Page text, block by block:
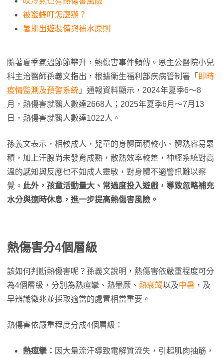
被蜜蜂叮怎麼辦？
暑期出遊裝備與補水原則
隨著夏季氣溫節節攀升，熱傷害事件頻傳。恩主公醫院小兒
科主治醫師孫義文指出，根據衛生福利部疾病管制署「 即時
疫情監測及預警系統 」通報資料顯示，2024年夏季6～8
月，熱傷害就醫人數達2668人；2025年夏季6月～7月13
日，熱傷害就醫人數達1022人。
孫義文表示，相較成人，兒童的身體面積較小、體熱容易累
積，加上汗腺尚未發育成熟，散熱效率較差，神經系統對高
溫的感知與反應也不如成人靈敏，對身體不適警訊難以察
覺。 此外，孩童活動量大、常過度投入遊戲，導致忽略補充
水分與適時休息，進一步提高熱傷害風險。
熱傷害分4個層級
該如何判斷熱傷害呢？孫義文說明，熱傷害依嚴重程度可分
為4個層級，分別為熱痙攣、熱暈厥、 熱衰竭以及中暑 ，及
早辨識徵兆並採取適當的處置相當重要。
熱傷害依嚴重程度分成4個層級：
熱痙攣： 因大量流汗導致電解質流失，引起肌肉抽筋，